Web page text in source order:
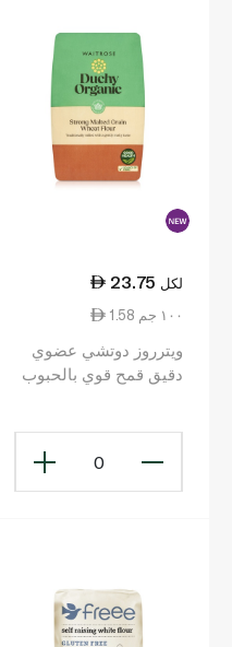
23.75 لكل
1.58 ١٠٠ جم
ويترروز دوتشي عضوي
دقيق قمح قوي بالحبوب
0